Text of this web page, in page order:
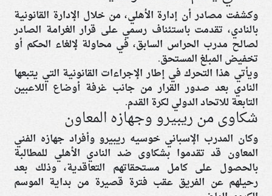
وكشفت مصادر أن إدارة الأهلي، من خلال الإدارة القانونية
بالنادي، تقدمت باستئناف رسمي على قرار الغرامة الصادر
لصالح مدرب الحراس السابق، في محاولة لإلغاء الحكم أو
تخفيض المبلغ المستحق.
ويأتي هذا التحرك في إطار الإجراءات القانونية التي يتبعها
النادي بعد صدور القرار من جانب غرفة أوضاع اللاعبين
التابعة للاتحاد الدولي لكرة القدم.
شكاوى من ريبيرو وجهازه المعاون
وكان المدرب الإسباني خوسيه ريبيرو وأفراد جهازه الفني
المعاون قد تقدموا بشكاوى ضد النادي الأهلي للمطالبة
بالحصول على كامل مستحقاتهم التعاقدية، وذلك بعد
رحيلهم عن الفريق عقب فترة قصيرة من بداية الموسم